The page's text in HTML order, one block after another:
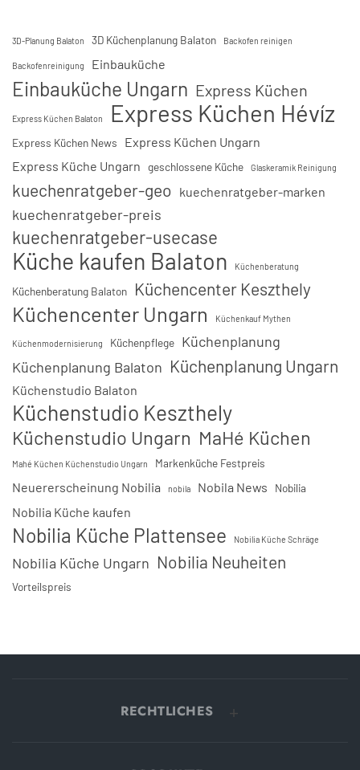
3D-Planung Balaton 3D Küchenplanung Balaton Backofen reinigen
Backofenreinigung Einbauküche
Einbauküche Ungarn Express Küchen
Express Küchen Balaton Express Küchen Hévíz
Express Küchen News
Express Küchen Ungarn
Express Küche Ungarn geschlossene Küche Glaskeramik Reinigung
kuechenratgeber-geo kuechenratgeber-marken
kuechenratgeber-preis
kuechenratgeber-usecase
Küche kaufen Balaton Küchenberatung
Küchenberatung Balaton Küchencenter Keszthely
Küchencenter Ungarn Küchenkauf Mythen
Küchenmodernisierung Küchenpflege Küchenplanung
Küchenplanung Balaton Küchenplanung Ungarn
Küchenstudio Balaton
Küchenstudio Keszthely
Küchenstudio Ungarn MaHé Küchen
Mahé Küchen Küchenstudio Ungarn Markenküche Festpreis
Neuererscheinung Nobilia nobila Nobila News Nobilia
Nobilia Küche kaufen
Nobilia Küche Plattensee Nobilia Küche Schräge
Nobilia Küche Ungarn Nobilia Neuheiten
Vorteilspreis
RECHTLICHES